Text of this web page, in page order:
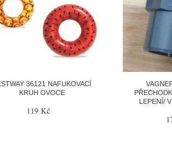
36121 NAFUKOVACÍ
KRUH OVOCE
119 Kč
LEPENÍ/